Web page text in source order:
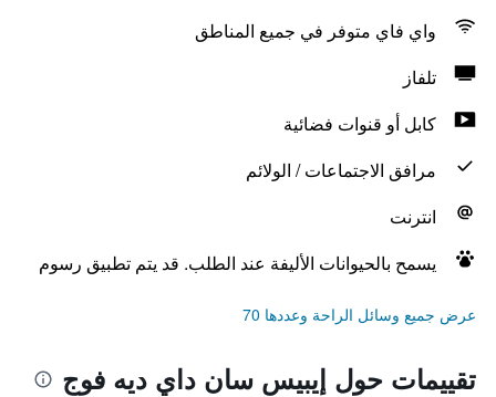
واي فاي متوفر في جميع المناطق
تلفاز
كابل أو قنوات فضائية
مرافق الاجتماعات / الولائم
انترنت
يسمح بالحيوانات الأليفة عند الطلب. قد يتم تطبيق رسوم
عرض جميع وسائل الراحة وعددها 70
تقييمات حول إيبيس سان داي ديه فوج